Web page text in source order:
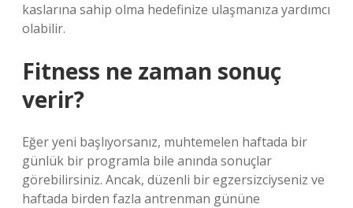
kaslarına sahip olma hedefinize ulaşmanıza yardımcı
olabilir.
Fitness ne zaman sonuç
verir?
Eğer yeni başlıyorsanız, muhtemelen haftada bir
günlük bir programla bile anında sonuçlar
görebilirsiniz. Ancak, düzenli bir egzersizciyseniz ve
haftada birden fazla antrenman gününe